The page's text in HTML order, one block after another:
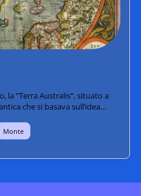
la “Terra Australis”, situato a
che si basava sull’idea…
Monte